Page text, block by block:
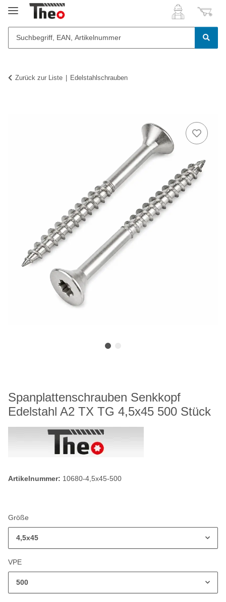
Zurück zur Liste Edelstahlschrauben
Spanplattenschrauben Senkkopf
Edelstahl A2 TX TG 4,5x45 500 Stück
Artikelnummer: 10680-4,5x45-500
Größe
4,5x45
VPE
500